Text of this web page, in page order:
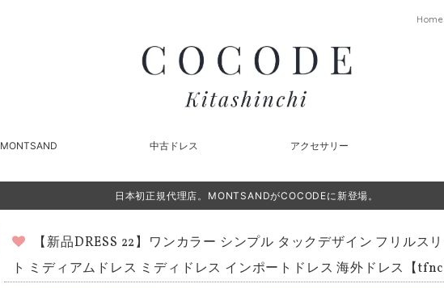
Home
MONTSAND 中古ドレス アクセサリー
日本初正規代理店。MONTSANDがCOCODEに新登場。
【新品DRESS 22】ワンカラー シンプル タックデザイン フリルス
ト ミディアムドレス ミディドレス インポートドレス 海外ドレス【tfnc